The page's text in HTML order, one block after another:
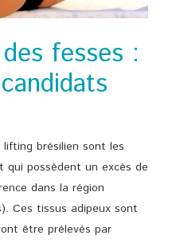
fesses :
brésilien sont les
qui possèdent un excès de
dans la région
Ces tissus adipeux sont
être prélevés par